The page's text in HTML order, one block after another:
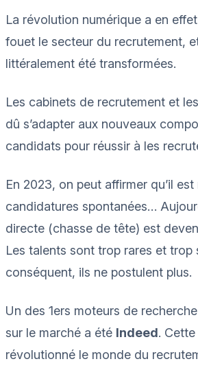
La révolution numérique a en
fouet le secteur du recrutement,
littéralement été transformées.
Les cabinets de recrutement et
dû s’adapter aux nouveaux
candidats pour réussir à les
En 2023, on peut affirmer qu’il est
candidatures spontanées…
directe (chasse de tête) est
Les talents sont trop rares et trop
conséquent, ils ne postulent plus.
Un des 1ers moteurs de
sur le marché a été Indeed.
révolutionné le monde du